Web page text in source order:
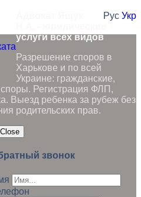
Рус Укр
услуги всех видов
Разрешение споров в
Харькове и по всей
Украине: гражданские,
Регистрация ФЛП,
Выезд ребенка за рубеж без
родительских прав.
Close
звонок